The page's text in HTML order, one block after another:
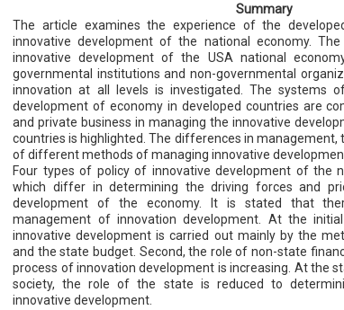
Summary
The article examines the experience of the
innovative development of the national economy.
innovative development of the USA national
governmental institutions and non-governmental
innovation at all levels is investigated. The systems
development of economy in developed countries are
and private business in managing the innovative
countries is highlighted. The differences in management,
of different methods of managing innovative
Four types of policy of innovative development of the
which differ in determining the driving forces and
development of the economy. It is stated that
management of innovation development. At the
innovative development is carried out mainly by the
and the state budget. Second, the role of non-state
process of innovation development is increasing. At the
society, the role of the state is reduced to
innovative development.